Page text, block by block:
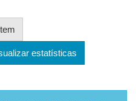
estatísticas